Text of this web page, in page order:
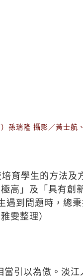
孫瑞隆 攝影／黃士航
育學生的方法及
高」及「具有創
遇到問題時，總
雯整理）
引以為傲。淡江